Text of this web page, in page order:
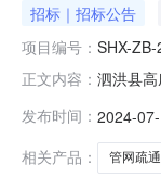
招标｜招标公告
项目编号： SHX-
正文内容： 泗洪县
任公司
服务期
发布时间： 2024-
相关产品：
管网疏